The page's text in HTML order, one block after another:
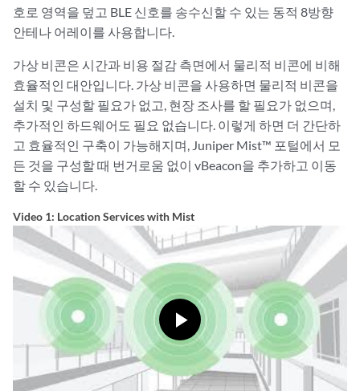
호로 영역을 덮고 BLE 신호를 송수신할 수 있는 동적 8방향
안테나 어레이를 사용합니다.
가상 비콘은 시간과 비용 절감 측면에서 물리적 비콘에 비해
효율적인 대안입니다. 가상 비콘을 사용하면 물리적 비콘을
설치 및 구성할 필요가 없고, 현장 조사를 할 필요가 없으며,
추가적인 하드웨어도 필요 없습니다. 이렇게 하면 더 간단하
고 효율적인 구축이 가능해지며, Juniper Mist™ 포털에서 모
든 것을 구성할 때 번거로움 없이 vBeacon을 추가하고 이동
할 수 있습니다.
Video 1: Location Services with Mist